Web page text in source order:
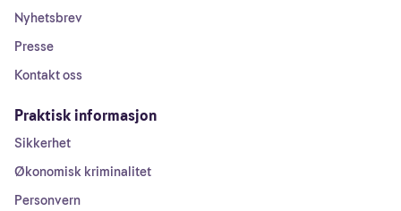
Nyhetsbrev
Presse
Kontakt oss
Praktisk informasjon
Sikkerhet
Økonomisk kriminalitet
Personvern